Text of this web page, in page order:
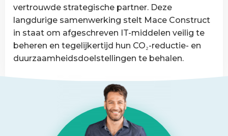
vertrouwde strategische partner. Deze
langdurige samenwerking stelt Mace Construct
in staat om afgeschreven IT-middelen veilig te
beheren en tegelijkertijd hun CO₂-reductie- en
duurzaamheidsdoelstellingen te behalen.